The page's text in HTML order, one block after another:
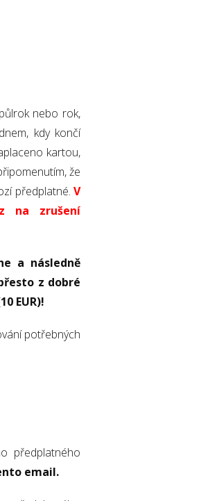
nebo rok,
kdy končí
kartou,
že
předplatné. V
na zrušení
a následně
z dobré
EUR)!
potřebných
předplatného
email.